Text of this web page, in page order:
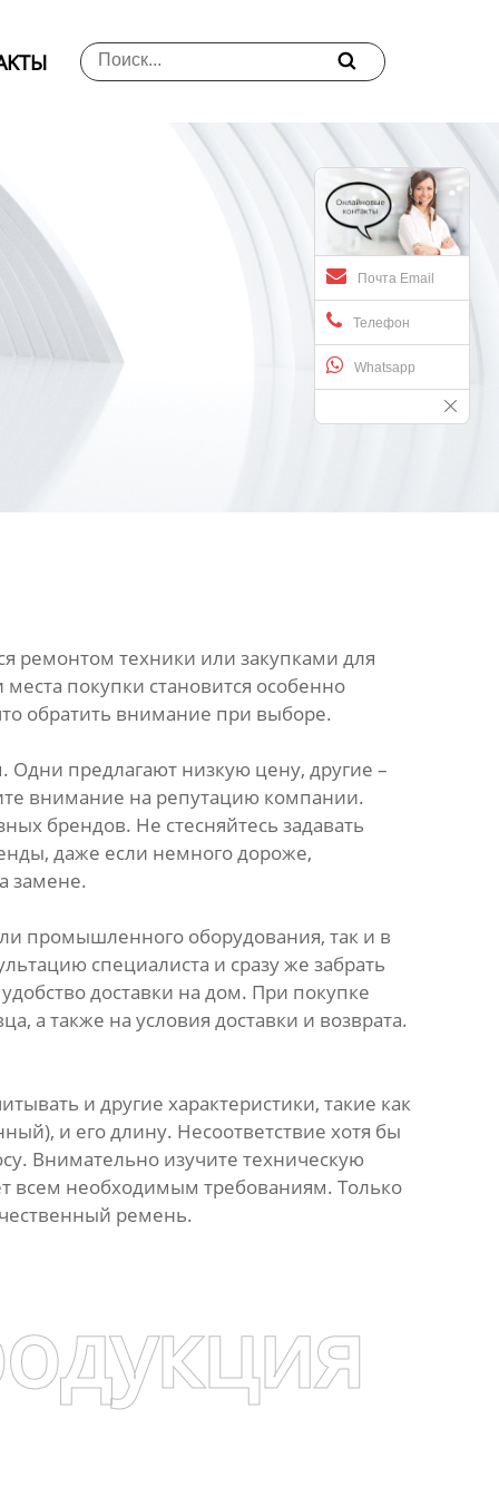

Почта Email
Телефон
Whatsapp
ремонтом техники или закупками для
покупки становится особенно
обратить внимание при выборе.
предлагают низкую цену, другие –
внимание на репутацию компании.
брендов. Не стесняйтесь задавать
даже если немного дороже,
замене.
промышленного оборудования, так и в
специалиста и сразу же забрать
доставки на дом. При покупке
а также на условия доставки и возврата.
и другие характеристики, такие как
и его длину. Несоответствие хотя бы
Внимательно изучите техническую
всем необходимым требованиям. Только
ремень.